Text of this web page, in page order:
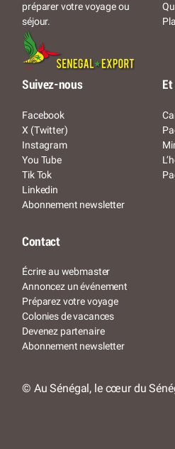
préparer votre voyage ou
séjour.
Suivez-nous
Facebook
X (Twitter)
Instagram
You Tube
Tik Tok
Linkedin
Abonnement newsletter
Contact
Écrire au webmaster
Annoncez un événement
Préparez votre voyage
Colonies de vacances
Devenez partenaire
Abonnement newsletter
© Au Sénégal, le cœur du